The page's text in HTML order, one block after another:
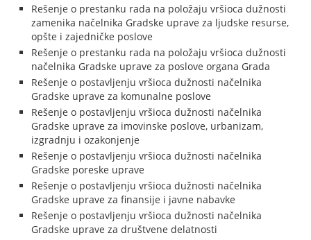
Rešenje o prestanku rada na položaju vršioca dužnosti
zamenika načelnika Gradske uprave za ljudske resurse,
opšte i zajedničke poslove
Rešenje o prestanku rada na položaju vršioca dužnosti
načelnika Gradske uprave za poslove organa Grada
Rešenje o postavljenju vršioca dužnosti načelnika
Gradske uprave za komunalne poslove
Rešenje o postavljenju vršioca dužnosti načelnika
Gradske uprave za imovinske poslove, urbanizam,
izgradnju i ozakonjenje
Rešenje o postavljenju vršioca dužnosti načelnika
Gradske poreske uprave
Rešenje o postavljenju vršioca dužnosti načelnika
Gradske uprave za finansije i javne nabavke
Rešenje o postavljenju vršioca dužnosti načelnika
Gradske uprave za društvene delatnosti